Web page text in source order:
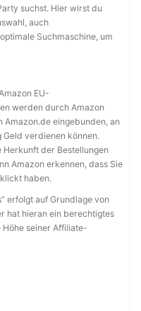
suchst. Hier wirst du
auch
Suchmaschine, um
EU-
werden durch Amazon
Amazon.de eingebunden, an
verdienen können.
Herkunft der Bestellungen
Amazon erkennen, dass Sie
haben.
erfolgt auf Grundlage von
hat hieran ein berechtigtes
seiner Affiliate-